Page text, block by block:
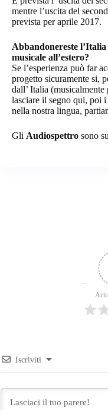
mentre l’uscita del
prevista per aprile 2017.
Abbandonereste
musicale all’estero?
Se l’esperienza può far
progetto sicuramente si,
dall’ Italia
lasciare il segno qui, poi
nella nostra lingua,
Gli Audiospettro sono su
Iscriviti